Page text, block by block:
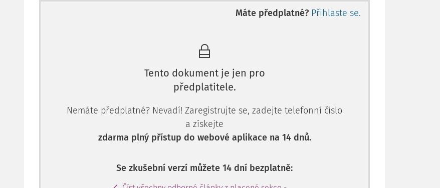
Nelze vyloučit, že i v budoucnu budou muset mnohé mateřMáte předplatné? Přihlaste se.
Tento dokument je jen pro
předplatitele.
Nemáte předplatné? Nevadí! Zaregistrujte se, zadejte telefonní číslo
a získejte
zdarma plný přístup do webové aplikace na 14 dnů.
Se zkušební verzí můžete 14 dní bezplatně: